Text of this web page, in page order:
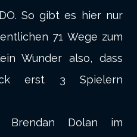
So gibt es hier nur
71 Wege zum
Wunder also, dass
erst 3 Spielern
Brendan Dolan im